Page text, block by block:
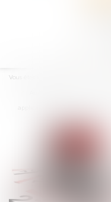
Vous êtes ici :